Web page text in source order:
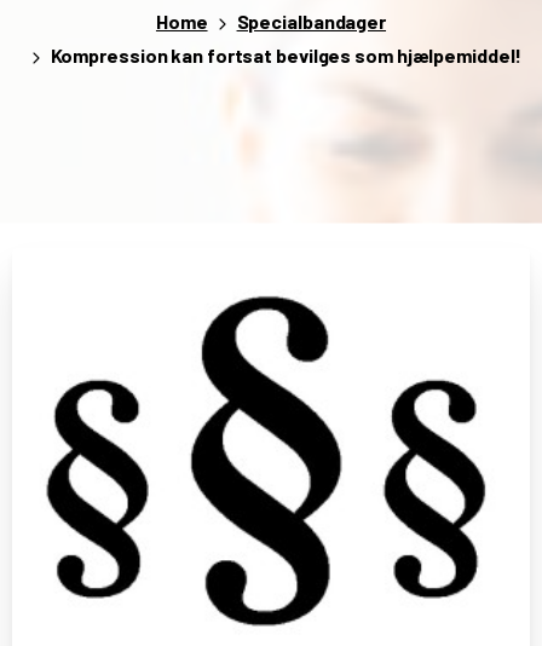
Home
Specialbandager
Kompression kan fortsat bevilges som hjælpemiddel!